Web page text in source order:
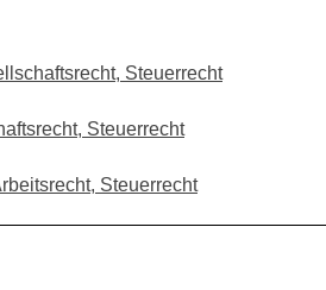
Steuerrecht
Steuerrecht
Steuerrecht